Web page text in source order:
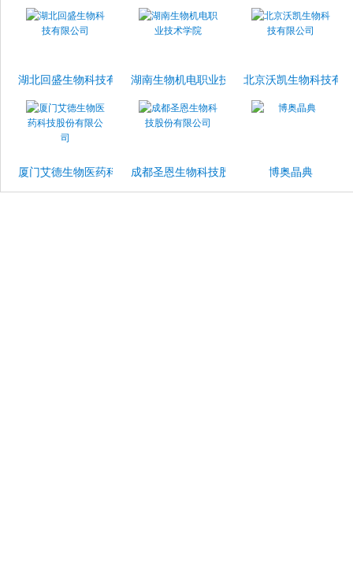
湖北回盛生物科技有限公司湖南生物机电职业技术学院北京沃凯生物科技有
厦门艾德生物医药科技股份有限公司成都圣恩生物科技股份有限公司博奥晶典